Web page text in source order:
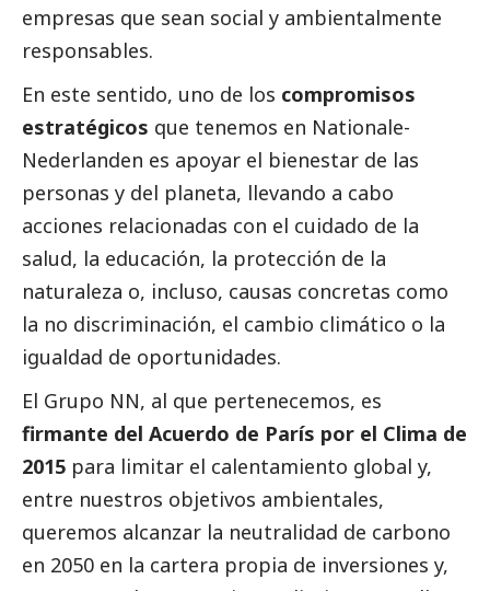
empresas que sean social y ambientalmente
responsables.
En este sentido, uno de los compromisos
estratégicos que tenemos en Nationale-
Nederlanden es apoyar el bienestar de las
personas y del planeta, llevando a cabo
acciones relacionadas con el cuidado de la
salud, la educación, la protección de la
naturaleza o, incluso, causas concretas como
la no discriminación, el cambio climático o la
igualdad de oportunidades.
El Grupo NN, al que pertenecemos, es
firmante del Acuerdo de París por el Clima de
2015 para limitar el calentamiento global y,
entre nuestros objetivos ambientales,
queremos alcanzar la neutralidad de carbono
en 2050 en la cartera propia de inversiones y,